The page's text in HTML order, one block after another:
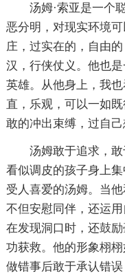
汤姆·索亚是一个
恶分明，对现实环境
庄，过实在的，自由
汉，行侠仗义。他也
英雄。从他身上，我
直，乐观，可以一如
敢的冲出束缚，过自己
汤姆敢于追求，
看似调皮的孩子身上
受人喜爱的汤姆。当
不但安慰同伴，还运
在发现洞口时，还鼓
功获救。他的形象栩
做错事后敢于承认错